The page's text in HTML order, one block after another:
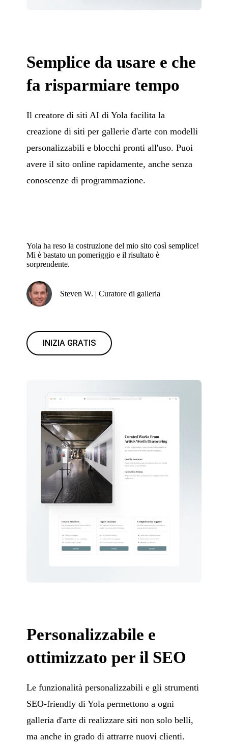
Semplice da usare e che
fa risparmiare tempo
Il creatore di siti AI di Yola facilita la
creazione di siti per gallerie d'arte con modelli
personalizzabili e blocchi pronti all'uso. Puoi
avere il sito online rapidamente, anche senza
conoscenze di programmazione.
Yola ha reso la costruzione del mio sito così semplice!
Mi è bastato un pomeriggio e il risultato è
sorprendente.
Steven W. | Curatore di galleria
INIZIA GRATIS
Personalizzabile e
ottimizzato per il SEO
Le funzionalità personalizzabili e gli strumenti
SEO-friendly di Yola permettono a ogni
galleria d'arte di realizzare siti non solo belli,
ma anche in grado di attrarre nuovi clienti.